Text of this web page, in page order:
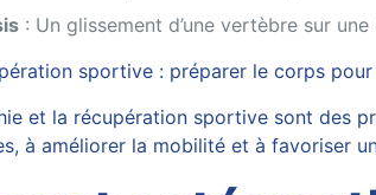
: Un glissement d’une vertèbre sur
sportive : préparer le corps
et la récupération sportive sont
à améliorer la mobilité et à favoriser